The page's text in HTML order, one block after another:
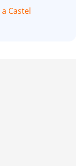
Castel